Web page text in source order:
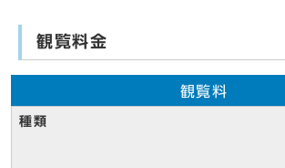
観覧料金
観覧料
種類